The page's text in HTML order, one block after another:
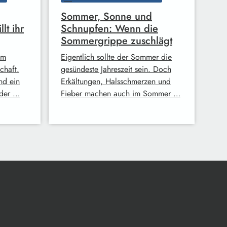
ihr
ein
…
Sommer, Sonne und
Schnupfen: Wenn die
Sommergrippe zuschlägt
Eigentlich sollte der Sommer die
gesündeste Jahreszeit sein. Doch
Erkältungen, Halsschmerzen und
Fieber machen auch im Sommer …